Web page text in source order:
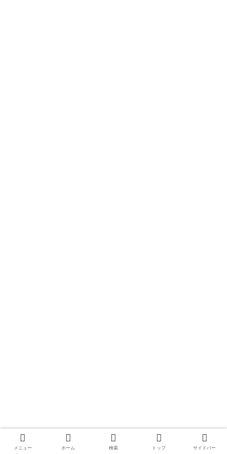
メニュー ホーム 検索 トップ サイドバー